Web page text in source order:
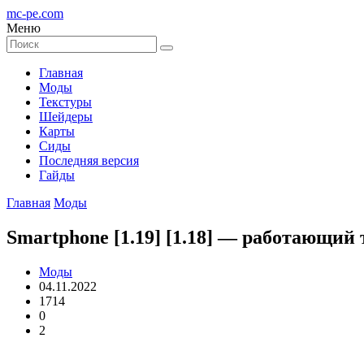
mc-pe.com
Меню
Главная
Моды
Текстуры
Шейдеры
Карты
Сиды
Последняя версия
Гайды
Главная Моды
Smartphone [1.19] [1.18] — работающий
Моды
04.11.2022
1714
0
2